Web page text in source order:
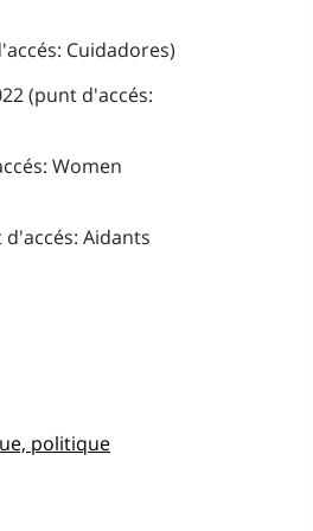
Cuidadores)
(punt d'accés:
Women
d'accés: Aidants
politique